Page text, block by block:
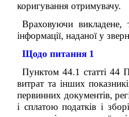
коригування отримувачу.
Враховуючи
інформації, наданої у
Щодо питання 1
Пунктом 44.1 статті 44
витрат та інших
первинних документів,
і сплатою податків і